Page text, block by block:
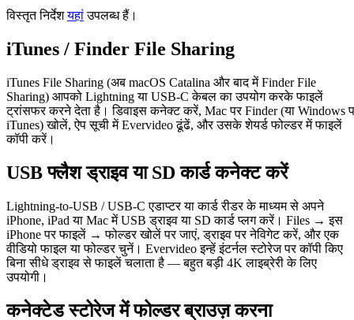
विस्तृत निर्देशयहांउपलब्ध हैं।
iTunes / Finder File Sharing
iTunes File Sharing (अब macOS Catalina और बाद में Finder File
Sharing) आपको Lightning या USB-C केबल का उपयोग करके फाइलें
ट्रांसफर करने देता है। डिवाइस कनेक्ट करें, Mac पर Finder (या Windows
iTunes) खोलें, ऐप सूची में Evervideo ढूंढें, और उसके शेयर्ड फोल्डर में फाइलें
कॉपी करें।
USB फ्लैश ड्राइव या SD कार्ड कनेक्ट करें
Lightning-to-USB / USB-C एडाप्टर या कार्ड रीडर के माध्यम से अपने
iPhone, iPad या Mac में USB ड्राइव या SD कार्ड प्लग करें। Files → इस
iPhone पर फाइलें → फोल्डर खोलें पर जाएं, ड्राइव पर नेविगेट करें, और एक
वीडियो फाइल या फोल्डर चुनें। Evervideo इन्हें इंटर्नल स्टोरेज पर कॉपी किए
बिना सीधे ड्राइव से फाइलें चलाता है — बहुत बड़ी 4K लाइब्रेरी के लिए
उपयोगी।
कनेक्टेड स्टोरेज में फोल्डर ब्राउज़ करना